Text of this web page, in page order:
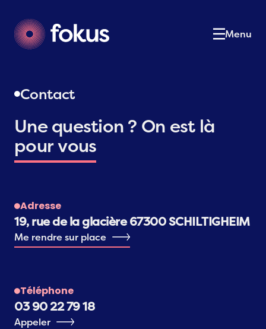
Menu
02Notre équipe
03Nos expertises
05Actualités
07Contact
Contact
Une question ? On est là
pour vous
Adresse
19, rue de la glacière 67300 SCHILTIGHEIM
Me rendre sur place
Téléphone
03 90 22 79 18
Appeler